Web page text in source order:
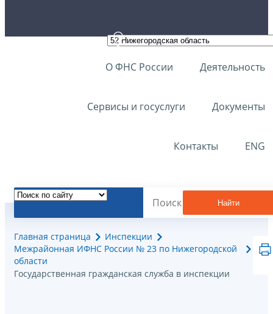
О ФНС России Деятельность
Сервисы и госуслуги Документы
Контакты ENG
Найти
Главная страница
Инспекции
Межрайонная ИФНС России № 23 по Нижегородской
области
Государственная гражданская служба в инспекции